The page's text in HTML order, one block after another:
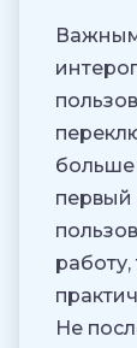
больше
первый
Не